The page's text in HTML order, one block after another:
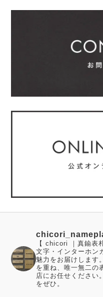
【 chicori ｜真鍮表
文字・インターホン
魅力をお届けします
を重ね、唯一無二の
店にお任せください
をぜひ。